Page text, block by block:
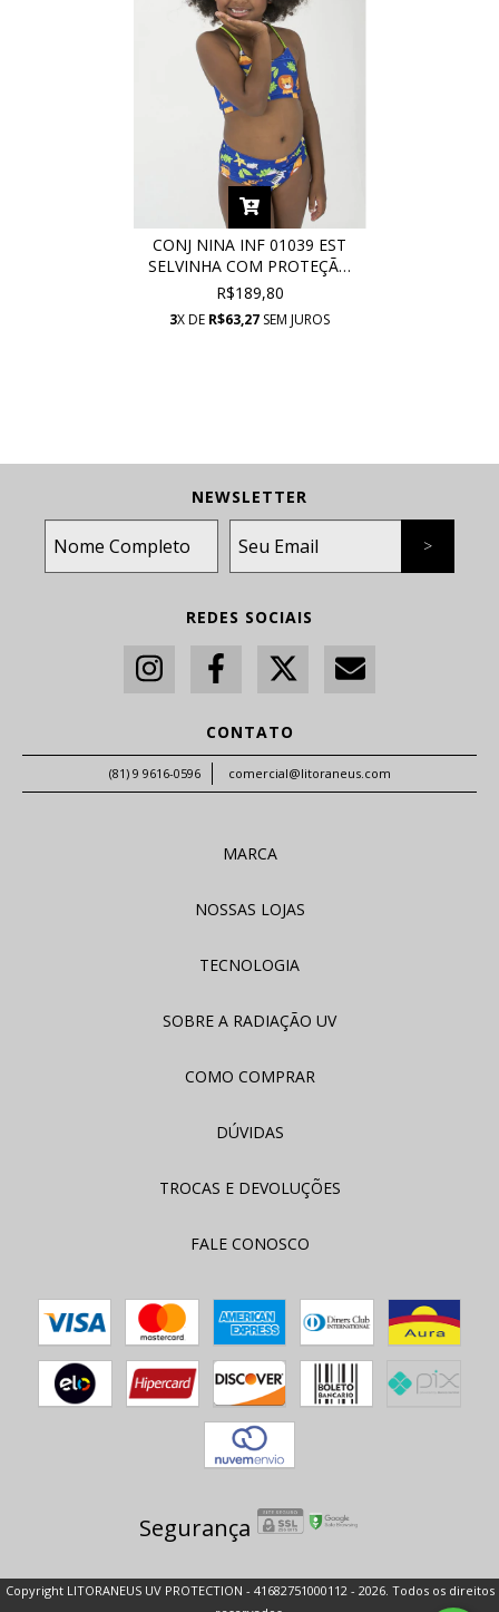
CONJ NINA INF 01039 EST
SELVINHA COM PROTEÇÃO
UV
R$189,80
3X DE R$63,27 SEM JUROS
NEWSLETTER
REDES SOCIAIS
CONTATO
(81) 9 9616-0596 comercial@litoraneus.com
MARCA
NOSSAS LOJAS
TECNOLOGIA
SOBRE A RADIAÇÃO UV
COMO COMPRAR
DÚVIDAS
TROCAS E DEVOLUÇÕES
FALE CONOSCO
Segurança
Copyright LITORANEUS UV PROTECTION - 41682751000112 - 2026. Todos os direitos